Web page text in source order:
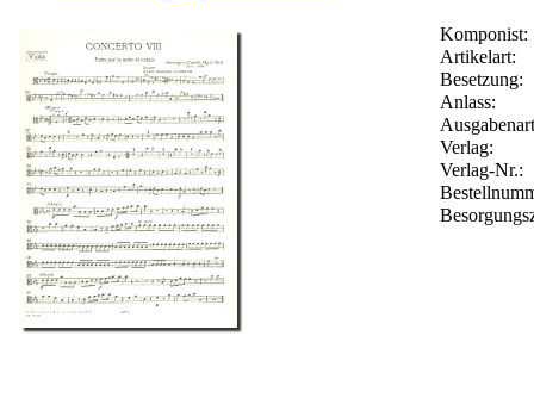
Komponist:
Artikelart:
Besetzung:
Anlass:
Verlag:
Verlag-Nr.: